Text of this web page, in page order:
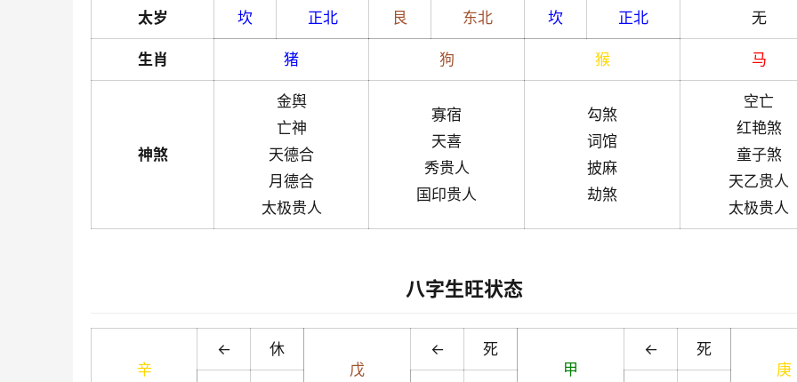
太岁 坎 正北 艮 东北 坎 正北 无
生肖 猪 狗 猴 马
神煞
金舆
亡神
天德合
月德合
太极贵人
寡宿
天喜
秀贵人
国印贵人
勾煞
词馆
披麻
劫煞
空亡
红艳煞
童子煞
天乙贵人
太极贵人
八字生旺状态
辛
←
休
戊
←
死
甲
←
死
庚